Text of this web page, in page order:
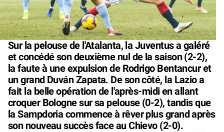
Sur la pelouse de l'Atalanta, la Juventus a galéré
et concédé son deuxième nul de la saison (2-2),
la faute à une expulsion de Rodrigo Bentancur et
un grand Duván Zapata. De son côté, la Lazio a
fait la belle opération de l'après-midi en allant
croquer Bologne sur sa pelouse (0-2), tandis que
la Sampdoria commence à rêver plus grand après
son nouveau succès face au Chievo (2-0).